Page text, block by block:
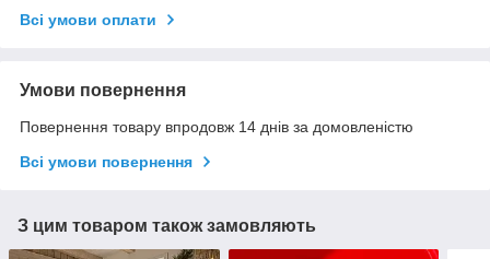
Всі умови оплати
Умови повернення
Повернення товару впродовж 14 днів за домовленістю
Всі умови повернення
З цим товаром також замовляють